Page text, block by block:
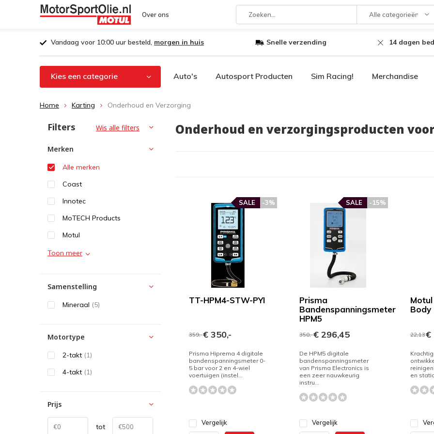
Over ons Alle categorieën
Vandaag voor 10:00 uur besteld, morgen in huis Snelle verzending 14 dagen
Kies een categorie Auto's Autosport Producten Sim Racing! Merchandise
Home Karting Onderhoud en Verzorging
Onderhoud en verzorgingsproducten
TT-HPM4-STW-PYI
-3%
SALE
359,-€ 350,-
Prisma Hiprema 4 digitale
bandenspanningsmeter 0-
5 bar voor 2 en 4-wiel
voertuigen (instel...
Vergelijk
Prisma
Bandenspanningsmeter
HPM5
-15%
SALE
350,-€ 296,45
De HPM5 digitale
bandenspanningsmeter
van Prisma Electronics is
een zeer nauwkeurig
instru...
Vergelijk
Body
22,13€
en
Filters Wis alle filters
Merken
Alle merken
Coast
Innotec
MoTECH Products
Motul
Toon meer
Samenstelling
Mineraal (5)
Motortype
2-takt (1)
4-takt (1)
Prijs
tot